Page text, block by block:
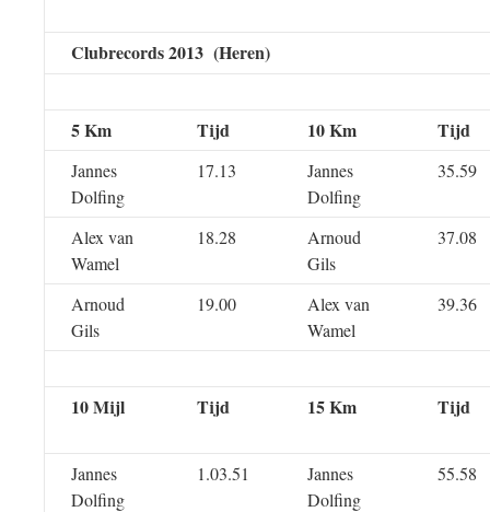
Clubrecords 2013 (Heren)
5 Km Tijd 10 Km Tijd
Jannes
Dolfing
17.13
Jannes
Dolfing
35.59
Alex van
Wamel
18.28
Arnoud
Gils
37.08
Arnoud
Gils
19.00
Alex van
Wamel
39.36
10 Mijl Tijd 15 Km Tijd
Jannes
Dolfing
1.03.51
Jannes
Dolfing
55.58